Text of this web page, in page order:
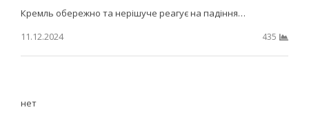
Кремль обережно та нерішуче реагує на падіння…
11.12.2024
435
нет